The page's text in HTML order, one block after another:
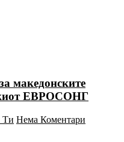
македонските
ЕВРОСОНГ
Ти Нема Коментари